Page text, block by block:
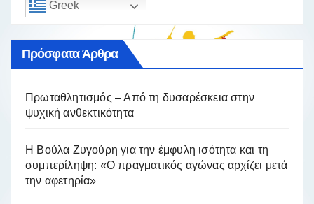
Greek
Πρόσφατα Άρθρα
Πρωταθλητισμός – Από τη δυσαρέσκεια στην
ψυχική ανθεκτικότητα
Η Βούλα Ζυγούρη για την έμφυλη ισότητα και τη
συμπερίληψη: «Ο πραγματικός αγώνας αρχίζει μετά
την αφετηρία»